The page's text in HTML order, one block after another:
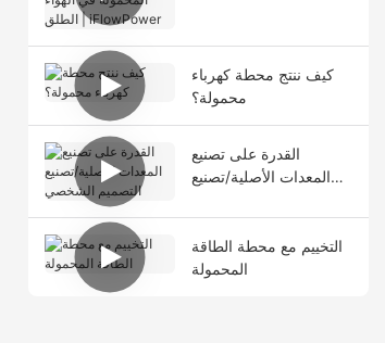
كيف ننتج محطة كهرباء
محمولة؟
القدرة على تصنيع
المعدات الأصلية/تصنيع
التخييم مع محطة الطاقة
المحمولة